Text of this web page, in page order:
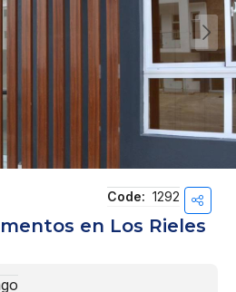
Code: 1292
en Los Rieles